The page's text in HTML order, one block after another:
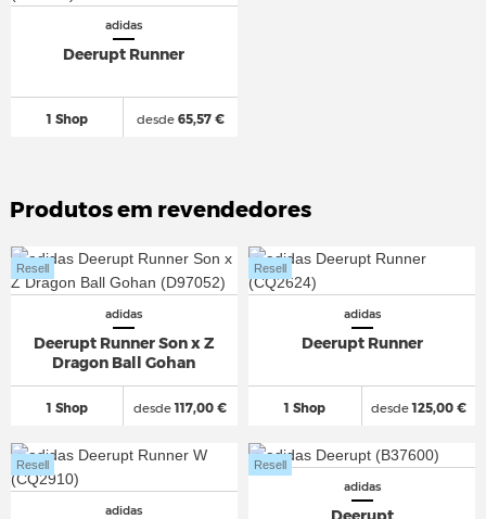
adidas
Deerupt Runner
1 Shop desde65,57 €
Produtos em revendedores
adidas
Deerupt Runner Son x Z
Dragon Ball Gohan
1 Shop
Resell
desde117,00 €
adidas
Deerupt Runner
1 Shop
Resell
desde125,00 €
adidas
Resell
adidas
Resell